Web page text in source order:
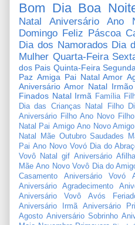
Bom Dia Boa
Natal Aniversário Ano
Domingo Feliz Páscoa
Dia dos Namorados Dia
Mulher Quarta-Feira
dos Pais Quinta-Feira
Paz Amiga Pai Natal Amor
Aniversário Amor Natal Irmão
Finados Natal Irmã Família
Dia das Crianças
Natal Filho
Aniversário Filho Ano Novo Filho
Natal Pai Amigo Ano Novo Amigo
Natal Mãe Outubro Saudades
Pai Ano Novo Vovó Dia do
Vovô
Natal gif Aniversário
Mãe Ano Novo Vovô Dia do
Casamento
Aniversário Vovó
Aniversário Agradecimento
Aniversário Vovô
Avós
Aniversário Irmã
Aniversário
Agosto Aniversário Sobrinho